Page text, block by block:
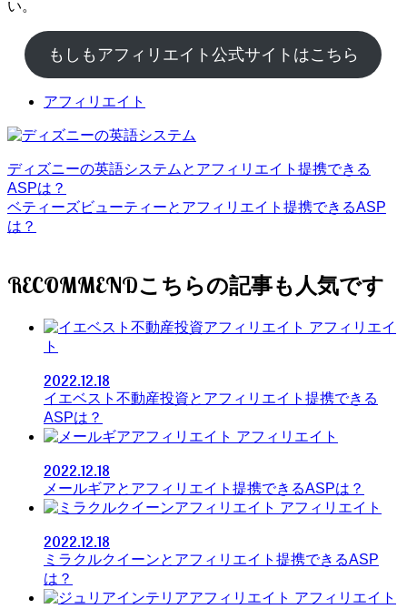
い。
もしもアフィリエイト公式サイトはこちら
アフィリエイト
ディズニーの英語システムとアフィリエイト提携できる
ASPは？
ベティーズビューティーとアフィリエイト提携できるASP
は？
RECOMMEND
アフィリエイ
ト
2022.12.18
イエベスト不動産投資とアフィリエイト提携できる
ASPは？
アフィリエイト
2022.12.18
メールギアとアフィリエイト提携できるASPは？
アフィリエイト
2022.12.18
ミラクルクイーンとアフィリエイト提携できるASP
は？
アフィリエイト